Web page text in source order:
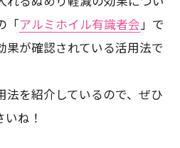
「アルミホイル有識者会」で
果が確認されている活用法で
法を紹介しているので、ぜひ
ね！